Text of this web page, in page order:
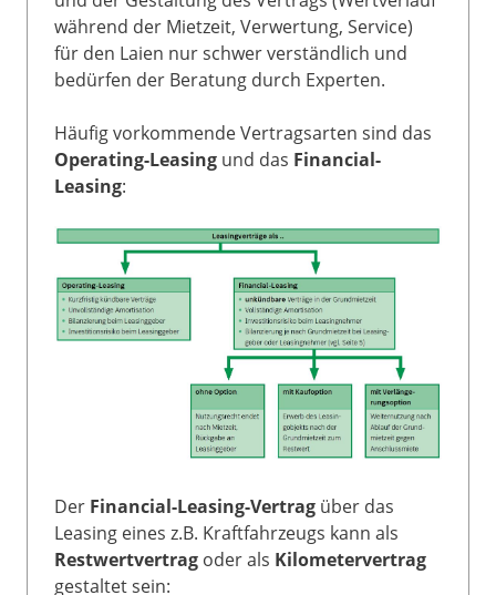
während der Mietzeit, Verwertung, Service)
für den Laien nur schwer verständlich und
bedürfen der Beratung durch Experten.
Häufig vorkommende Vertragsarten sind das
Operating-Leasing und das Financial-
Leasing:
Der Financial-Leasing-Vertrag über das
Leasing eines z.B. Kraftfahrzeugs kann als
Restwertvertrag oder als Kilometervertrag
gestaltet sein: